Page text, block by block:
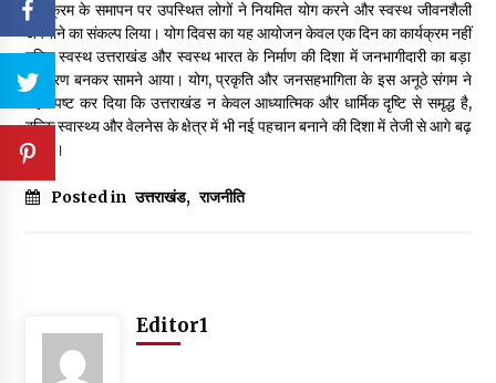
कार्यक्रम के समापन पर उपस्थित लोगों ने नियमित योग करने और स्वस्थ जीवनशैली
अपनाने का संकल्प लिया। योग दिवस का यह आयोजन केवल एक दिन का कार्यक्रम नहीं
बल्कि स्वस्थ उत्तराखंड और स्वस्थ भारत के निर्माण की दिशा में जनभागीदारी का बड़ा
उदाहरण बनकर सामने आया। योग, प्रकृति और जनसहभागिता के इस अनूठे संगम ने
यह स्पष्ट कर दिया कि उत्तराखंड न केवल आध्यात्मिक और धार्मिक दृष्टि से समृद्ध है,
बल्कि स्वास्थ्य और वेलनेस के क्षेत्र में भी नई पहचान बनाने की दिशा में तेजी से आगे बढ़
रहा है।
Posted in उत्तराखंड, राजनीति
Editor1